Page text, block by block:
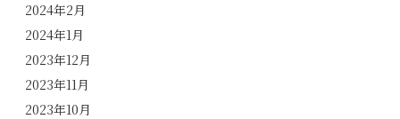
2024年2月
2024年1月
2023年12月
2023年11月
2023年10月